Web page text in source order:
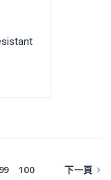
99 100 下一頁